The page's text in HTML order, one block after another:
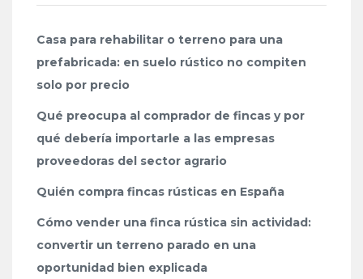
Casa para rehabilitar o terreno para una
prefabricada: en suelo rústico no compiten
solo por precio
Qué preocupa al comprador de fincas y por
qué debería importarle a las empresas
proveedoras del sector agrario
Quién compra fincas rústicas en España
Cómo vender una finca rústica sin actividad:
convertir un terreno parado en una
oportunidad bien explicada